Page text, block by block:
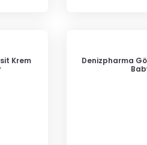
Krem
Denizpharma